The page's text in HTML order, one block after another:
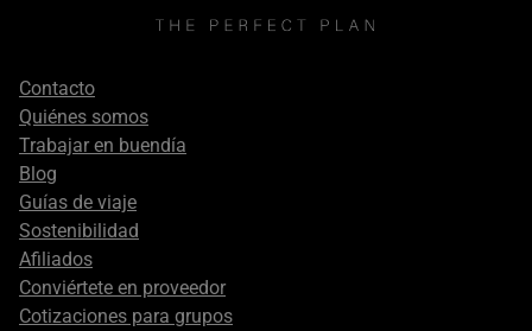
Footer
secondary
Contacto
Quiénes somos
Trabajar en buendía
Blog
Guías de viaje
Sostenibilidad
Afiliados
Conviértete en proveedor
Cotizaciones para grupos